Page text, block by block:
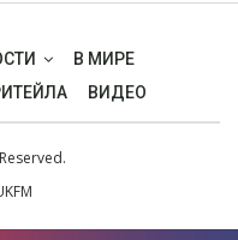
В МИРЕ
ВИДЕО